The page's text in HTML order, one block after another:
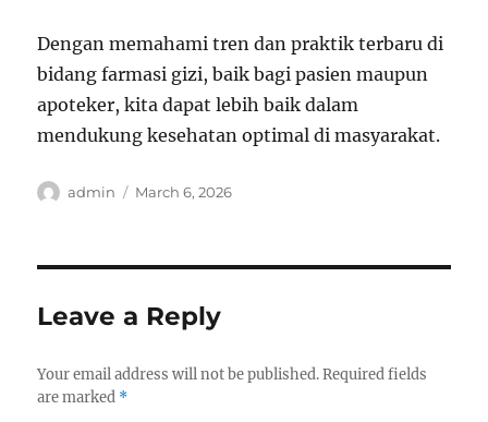
Dengan memahami tren dan praktik terbaru di
bidang farmasi gizi, baik bagi pasien maupun
apoteker, kita dapat lebih baik dalam
mendukung kesehatan optimal di masyarakat.
Author
admin
Posted
March 6, 2026
Leave a Reply
Your email address will not be published. Required fields
are marked *